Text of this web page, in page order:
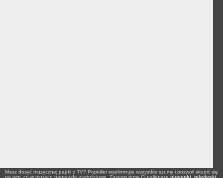
Masz dosyć muzycznej papki z TV? Popkiller wyeliminuje wszystkie szumy i pozwoli skupić się
na tym, co w muzyce naprawdę wartościowe. Zaserwujemy Ci najlepsze piosenki teledyski